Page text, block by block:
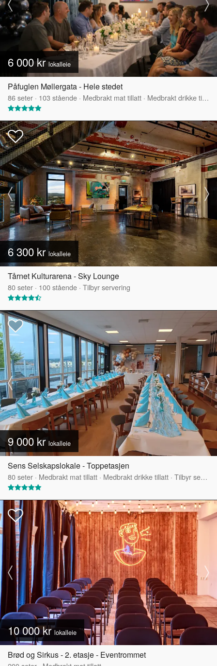
6 000 kr lokalleie
Påfuglen Møllergata - Hele stedet
86seter · 103 stående · Medbrakt mat tillatt · Medbrakt drikke tillatt
6 300 kr lokalleie
Tårnet Kulturarena - Sky Lounge
80seter · 100stående · Tilbyr servering
9 000 kr lokalleie
Sens Selskapslokale - Toppetasjen
80seter · Medbrakt mat tillatt · Medbrakt drikke tillatt · Tilbyr servering
10 000 krlokalleie
Brød og Sirkus - 2. etasje - Eventrommet